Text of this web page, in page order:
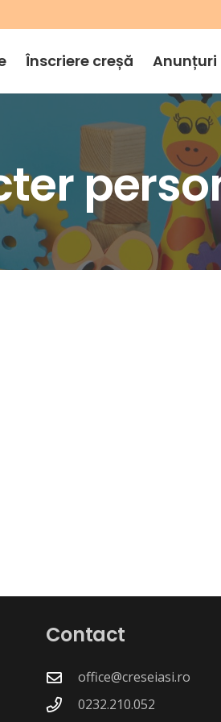
Înscriere creșă Anunțuri
Contact
office@creseiasi.ro
0232.210.052